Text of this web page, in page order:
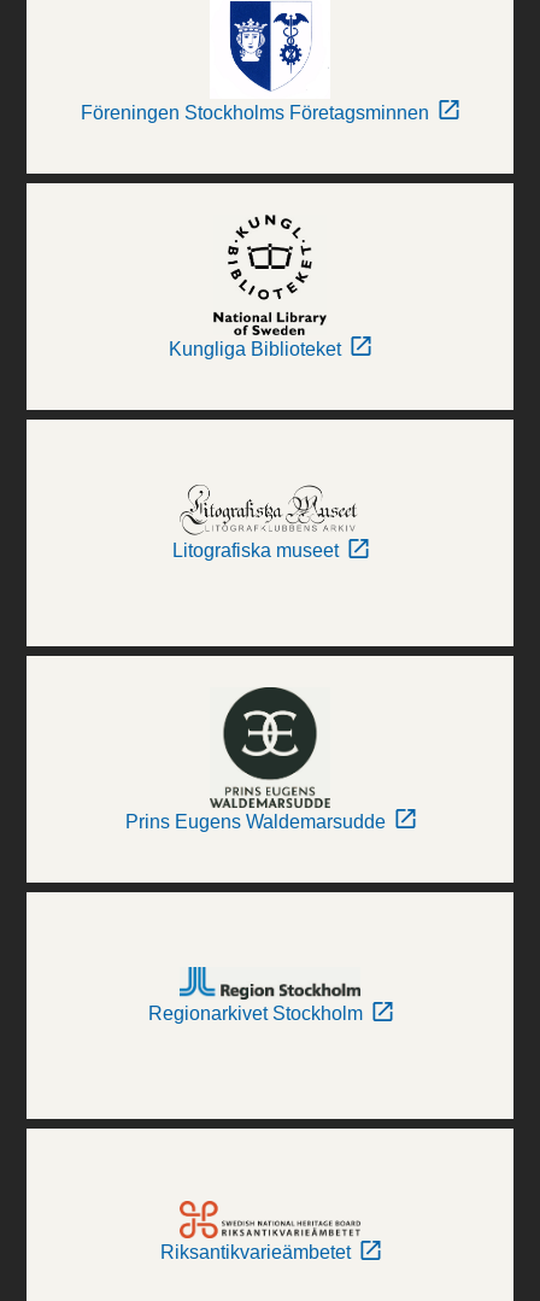
Föreningen Stockholms Företagsminnen
Kungliga Biblioteket
Litografiska museet
Prins Eugens Waldemarsudde
Regionarkivet Stockholm
Riksantikvarieämbetet